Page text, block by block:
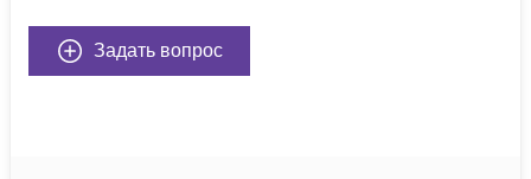
Задать вопрос